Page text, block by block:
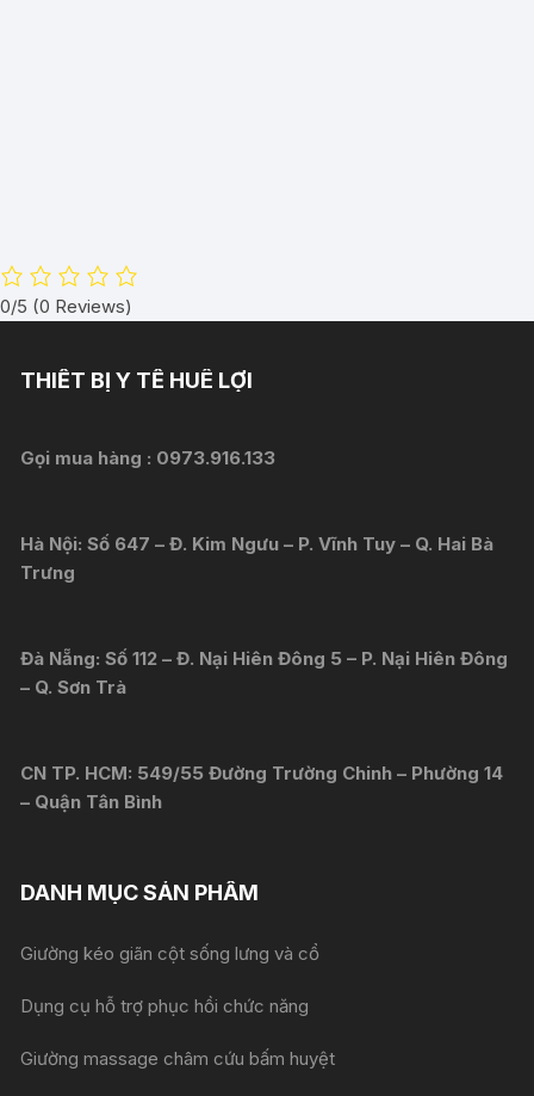
0/5 (0 Reviews)
THIẾT BỊ Y TẾ HUÊ LỢI
Gọi mua hàng : 0973.916.133
Hà Nội: Số 647 – Đ. Kim Ngưu – P. Vĩnh Tuy – Q. Hai Bà
Trưng
Đà Nẵng: Số 112 – Đ. Nại Hiên Đông 5 – P. Nại Hiên Đông
– Q. Sơn Trà
CN TP. HCM: 549/55 Đường Trường Chinh – Phường 14
– Quận Tân Bình
DANH MỤC SẢN PHẨM
Giường kéo giãn cột sống lưng và cổ
Dụng cụ hỗ trợ phục hồi chức năng
Giường massage châm cứu bấm huyệt